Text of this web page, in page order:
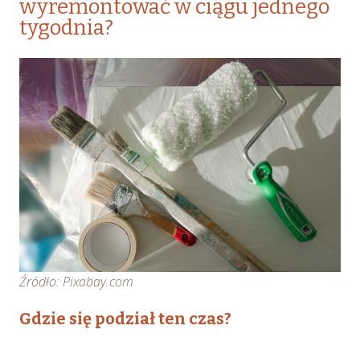
wyremontować w ciągu jednego
tygodnia?
Źródło: Pixabay.com
Gdzie się podział ten czas?